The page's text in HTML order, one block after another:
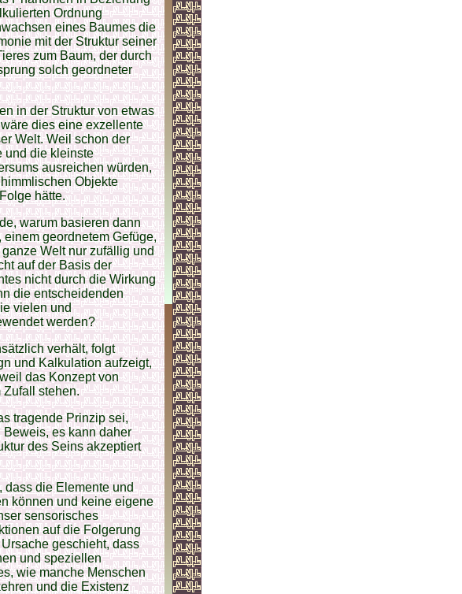
Ordnung
eines Baumes die
mit der Struktur seiner
zum Baum, der durch
solch geordneter
in der Struktur von etwas
dies eine exzellente
Welt. Weil schon der
und die kleinste
ausreichen würden,
Objekte
hätte.
warum basieren dann
geordnetem Gefüge,
Welt nur zufällig und
auf der Basis der
nicht durch die Wirkung
die entscheidenden
vielen und
werden?
verhält, folgt
und Kalkulation aufzeigt,
das Konzept von
Zufall stehen.
tragende Prinzip sei,
es kann daher
des Seins akzeptiert
dass die Elemente und
können und keine eigene
sensorisches
auf die Folgerung
geschieht, dass
und speziellen
wie manche Menschen
und die Existenz